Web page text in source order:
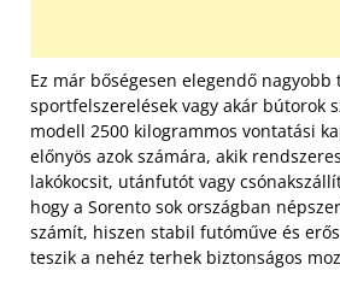
Ez már bőségesen elegendő nagyobb
sportfelszerelések vagy akár bútorok
modell 2500 kilogrammos vontatási
előnyös azok számára, akik
lakókocsit, utánfutót vagy
hogy a Sorento sok országban
számít, hiszen stabil futóműve és
teszik a nehéz terhek biztonságos